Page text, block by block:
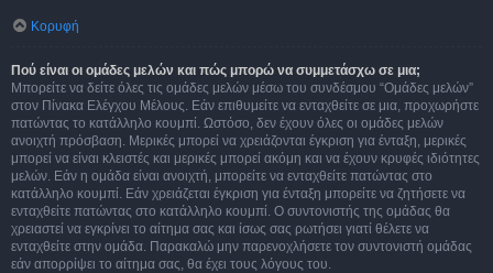
Κορυφή
Πού είναι οι ομάδες μελών και πώς μπορώ να συμμετάσχω σε μια;
Μπορείτε να δείτε όλες τις ομάδες μελών μέσω του συνδέσμου “Ομάδες μελών”
στον Πίνακα Ελέγχου Μέλους. Εάν επιθυμείτε να ενταχθείτε σε μια, προχωρήστε
πατώντας το κατάλληλο κουμπί. Ωστόσο, δεν έχουν όλες οι ομάδες μελών
ανοιχτή πρόσβαση. Μερικές μπορεί να χρειάζονται έγκριση για ένταξη, μερικές
μπορεί να είναι κλειστές και μερικές μπορεί ακόμη και να έχουν κρυφές ιδιότητες
μελών. Εάν η ομάδα είναι ανοιχτή, μπορείτε να ενταχθείτε πατώντας στο
κατάλληλο κουμπί. Εάν χρειάζεται έγκριση για ένταξη μπορείτε να ζητήσετε να
ενταχθείτε πατώντας στο κατάλληλο κουμπί. Ο συντονιστής της ομάδας θα
χρειαστεί να εγκρίνει το αίτημα σας και ίσως σας ρωτήσει γιατί θέλετε να
ενταχθείτε στην ομάδα. Παρακαλώ μην παρενοχλήσετε τον συντονιστή ομάδας
εάν απορρίψει το αίτημα σας, θα έχει τους λόγους του.